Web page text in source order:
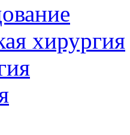
хирургия